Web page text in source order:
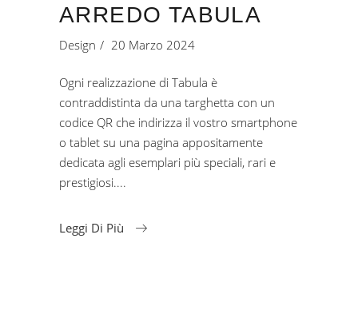
ARREDO TABULA
Design 20 Marzo 2024
Ogni realizzazione di Tabula è
contraddistinta da una targhetta con un
codice QR che indirizza il vostro smartphone
o tablet su una pagina appositamente
dedicata agli esemplari più speciali, rari e
prestigiosi.
Leggi Di Più